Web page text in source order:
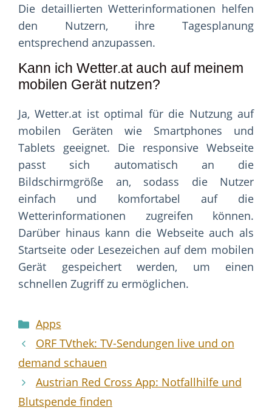
Die detaillierten Wetterinformationen helfen
den Nutzern, ihre Tagesplanung
entsprechend anzupassen.
Kann ich Wetter.at auch auf meinem
mobilen Gerät nutzen?
Ja, Wetter.at ist optimal für die Nutzung auf
mobilen Geräten wie Smartphones und
Tablets geeignet. Die responsive Webseite
passt sich automatisch an die
Bildschirmgröße an, sodass die Nutzer
einfach und komfortabel auf die
Wetterinformationen zugreifen können.
Darüber hinaus kann die Webseite auch als
Startseite oder Lesezeichen auf dem mobilen
Gerät gespeichert werden, um einen
schnellen Zugriff zu ermöglichen.
Categories
Apps
ORF TVthek: TV-Sendungen live und on
demand schauen
Austrian Red Cross App: Notfallhilfe und
Blutspende finden